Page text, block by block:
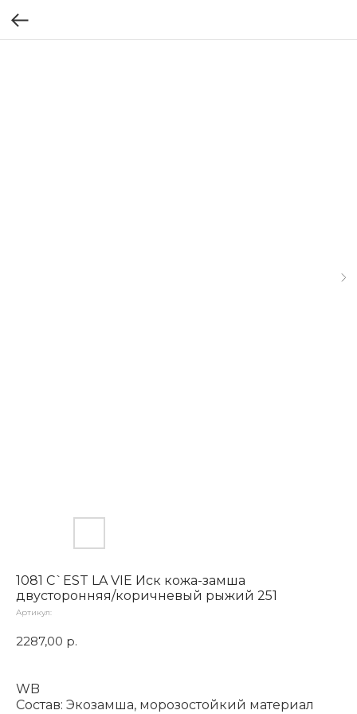
1081 C`EST LA VIE Иск кожа-замша
двусторонняя/коричневый рыжий 251
Артикул:
2287,00 р.
WB
Состав: Экозамша, морозостойкий материал